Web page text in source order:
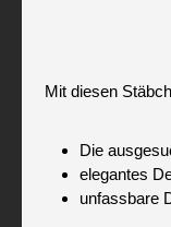
Mit diesen
Die
elegantes
unfassbare